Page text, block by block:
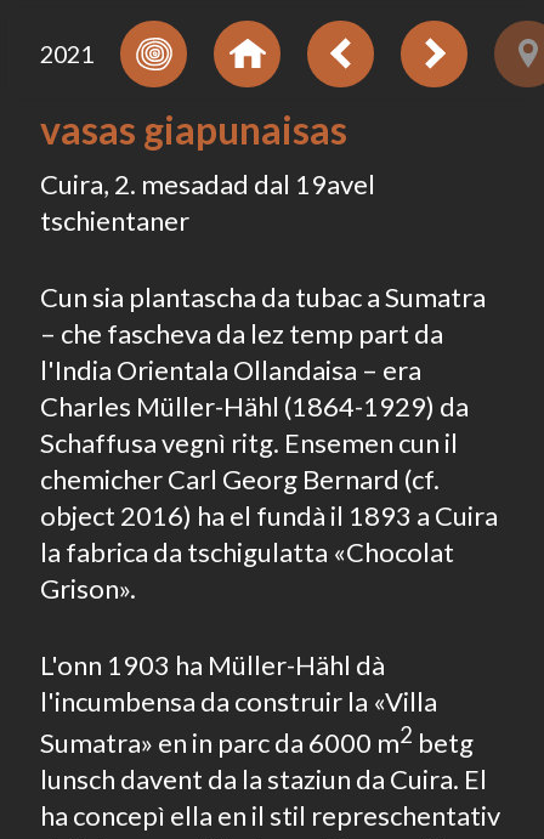
2021
vasas giapunaisas
Cuira, 2. mesadad dal 19avel
tschientaner
Cun sia plantascha da tubac a Sumatra
– che fascheva da lez temp part da
l'India Orientala Ollandaisa – era
Charles Müller-Hähl (1864-1929) da
Schaffusa vegnì ritg. Ensemen cun il
chemicher Carl Georg Bernard (cf.
object 2016) ha el fundà il 1893 a Cuira
la fabrica da tschigulatta «Chocolat
Grison».
L'onn 1903 ha Müller-Hähl dà
l'incumbensa da construir la «Villa
Sumatra» en in parc da 6000 m2 betg
lunsch davent da la staziun da Cuira. El
ha concepì ella en il stil represchentativ